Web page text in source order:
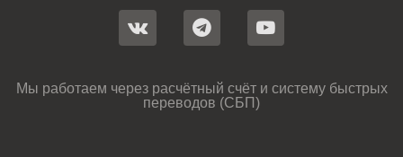
Мы работаем через расчётный счёт и систему быстрых
переводов (СБП)